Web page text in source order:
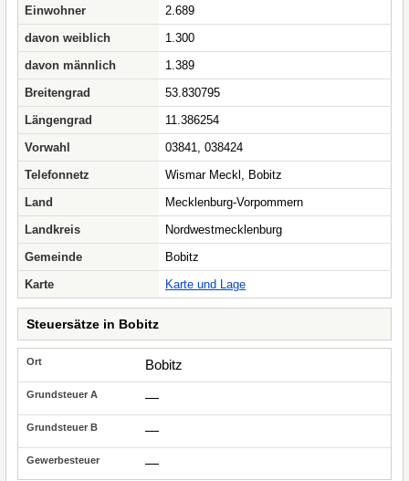
Einwohner
2.689
davon weiblich
1.300
davon männlich
1.389
Breitengrad
53.830795
Längengrad
11.386254
Vorwahl
03841, 038424
Telefonnetz
Wismar Meckl, Bobitz
Land
Mecklenburg-Vorpommern
Landkreis
Nordwestmecklenburg
Gemeinde
Bobitz
Karte
Karte und Lage
Steuersätze in Bobitz
Bobitz
—
—
—